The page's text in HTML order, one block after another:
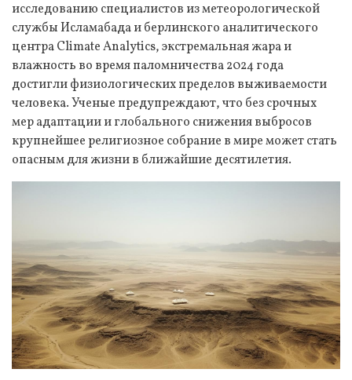
исследованию специалистов из метеорологической
службы Исламабада и берлинского аналитического
центра Climate Analytics, экстремальная жара и
влажность во время паломничества 2024 года
достигли физиологических пределов выживаемости
человека. Ученые предупреждают, что без срочных
мер адаптации и глобального снижения выбросов
крупнейшее религиозное собрание в мире может стать
опасным для жизни в ближайшие десятилетия.